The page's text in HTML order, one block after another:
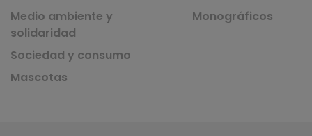
Medio ambiente y
solidaridad
Sociedad y consumo
Mascotas
Monográficos